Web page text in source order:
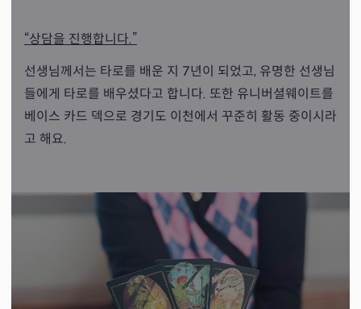
“상담을 진행합니다.”
선생님께서는 타로를 배운 지 7년이 되었고, 유명한 선생님
들에게 타로를 배우셨다고 합니다. 또한 유니버셜웨이트를
베이스 카드 덱으로 경기도 이천에서 꾸준히 활동 중이시라
고 해요.